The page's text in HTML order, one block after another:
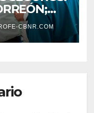
80CBNR.COM